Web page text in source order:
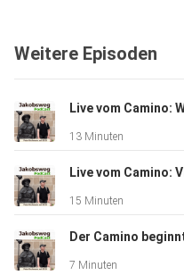
Weitere Episoden
13 Minuten
15 Minuten
7 Minuten